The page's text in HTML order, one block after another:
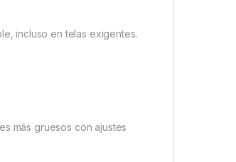
incluso en telas exigentes.
más gruesos con ajustes